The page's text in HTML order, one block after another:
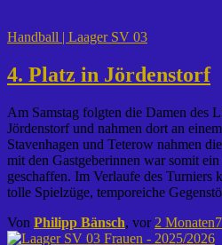
Handball | Laager SV 03
4. Platz in Jördenstorf
Am Samstag folgten die Damen des
Jördenstorf und nahmen dort an
Stavenhagen und Teterow nahmen
mit den Gastgeberinnen war somit
geschaffen. Im Verlaufe des Turniers
tolle Spielzüge, temporeiche
Von Philipp Bänsch, vor 2 Monaten